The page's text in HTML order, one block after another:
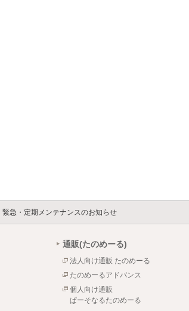
緊急・定期メンテナンスのお知らせ
通販(たのめーる)
法人向け通販 たのめーる
たのめーるアドバンス
個人向け通販
ぱーそなるたのめーる